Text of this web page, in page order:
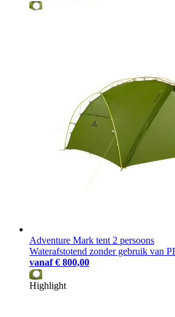
Adventure Mark tent 2 persoons
Waterafstotend zonder gebruik van
vanaf € 800,00
Highlight